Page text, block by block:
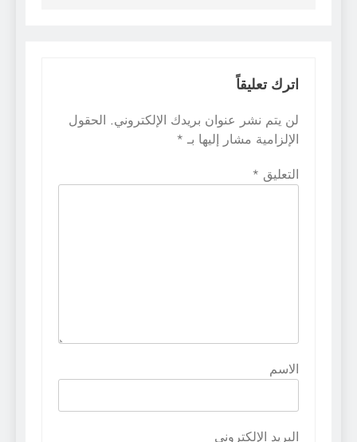
اترك تعليقاً
لن يتم نشر عنوان بريدك الإلكتروني. الحقول
الإلزامية مشار إليها بـ *
التعليق *
الاسم
البريد الإلكتروني